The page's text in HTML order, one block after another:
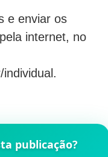
e enviar os
internet, no
publicação?